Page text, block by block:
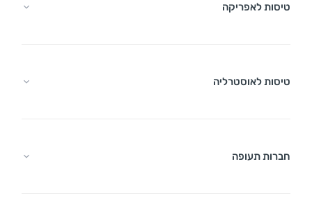
טיסות לאפריקה
טיסות לאוסטרליה
חברות תעופה